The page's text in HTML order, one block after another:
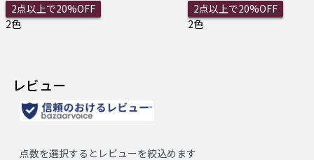
2点以上で20%OFF
2色
2点以上で20%OFF
2色